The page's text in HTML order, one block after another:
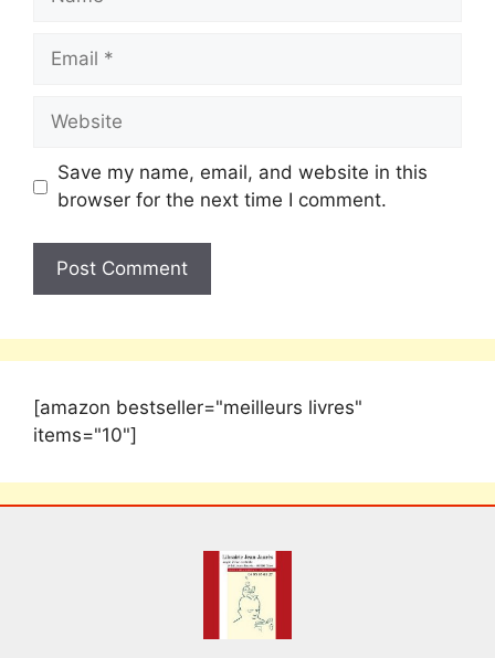
Save my name, email, and website in this
browser for the next time I comment.
[amazon bestseller="meilleurs livres"
items="10"]